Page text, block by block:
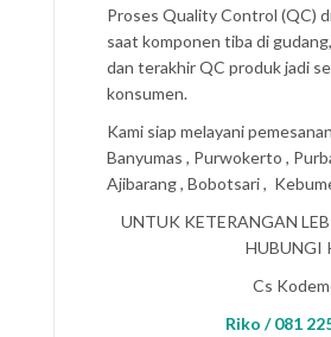
Proses Quality Control (QC)
saat komponen tiba di
dan terakhir QC produk jadi
konsumen.
Kami siap melayani
Banyumas , Purwokerto ,
Ajibarang , Bobotsari ,
UNTUK KETERANGAN
HUBUNGI
Cs
Riko / 081